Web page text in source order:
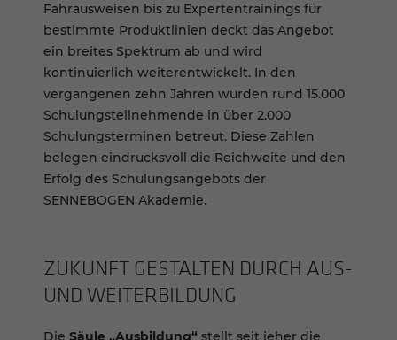
Fahrausweisen bis zu Expertentrainings für
bestimmte Produktlinien deckt das Angebot
ein breites Spektrum ab und wird
kontinuierlich weiterentwickelt. In den
vergangenen zehn Jahren wurden rund 15.000
Schulungsteilnehmende in über 2.000
Schulungsterminen betreut. Diese Zahlen
belegen eindrucksvoll die Reichweite und den
Erfolg des Schulungsangebots der
SENNEBOGEN Akademie.
ZUKUNFT GESTAL­TEN DURCH AUS-
UND WEITER­BIL­DUNG